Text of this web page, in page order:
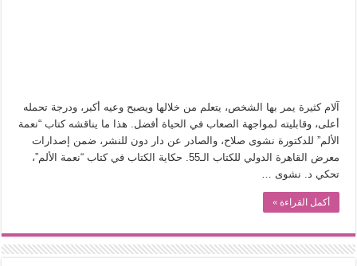
“الرحالة العرب واكتشاف أوروبا”.. قراءة جديدة لبدايات “الاستغراب”
عوالم منصورة عز الدين.. حين يصبح الزمن بطل الرواية
الطعام في الحضارة الإسلامية.. تاريخ يُقرأ بالنكهات
آلام كثيرة يمر بها الشخص، يتعلم من خلالها ويصبح وعيه أكبر، ودرجة تحمله
أعلى، وقابليته لمواجهة الصعاب في الحياة أفضل. هذا ما يناقشه كتاب “نعمة
الألم” للدكتورة نشوى صلاح، والصادر عن دار دون للنشر، ضمن إصدارات
معرض القاهرة الدولي للكتاب الـ55. حكاية الكتاب في كتاب “نعمة الألم”،
تحكي د. نشوى …
أكمل القراءة »